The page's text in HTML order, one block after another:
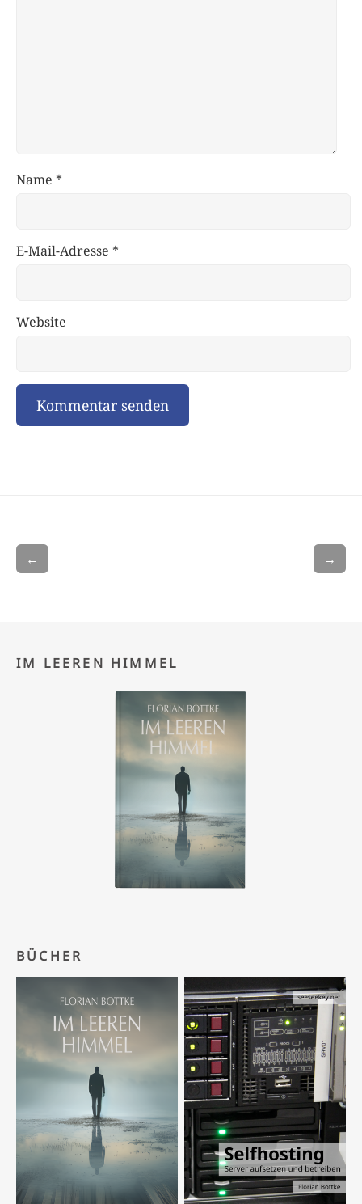
Name *
E-Mail-Adresse *
Website
← →
IM LEEREN HIMMEL
BÜCHER